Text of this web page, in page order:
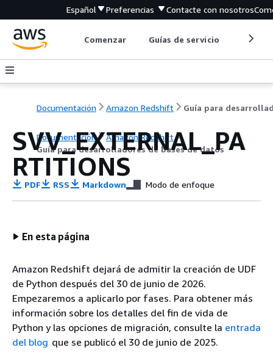
Español Preferencias Contacte con nosotros
Comenzar Guías de servicio
Documentación Amazon Redshift
Documentación
Amazon Redshift
Guía para desarrolladores de bases de datos
SVV_EXTERNAL_PA
RTITIONS
PDF RSS Markdown Modo de enfoque
En esta página
Amazon Redshift dejará de admitir la creación de UDF
de Python después del 30 de junio de 2026.
Empezaremos a aplicarlo por fases. Para obtener más
información sobre los detalles del fin de vida de
Python y las opciones de migración, consulte la entrada
del blog que se publicó el 30 de junio de 2025.